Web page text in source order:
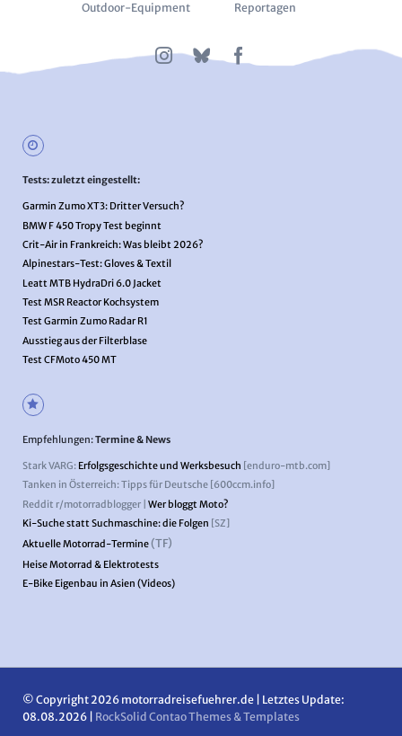
Outdoor-Equipment Reportagen
Tests: zuletzt eingestellt:
Garmin Zumo XT3: Dritter Versuch?
BMW F 450 Tropy Test beginnt
Crit-Air in Frankreich: Was bleibt 2026?
Alpinestars-Test: Gloves & Textil
Leatt MTB HydraDri 6.0 Jacket
Test MSR Reactor Kochsystem
Test Garmin Zumo Radar R1
Ausstieg aus der Filterblase
Test CFMoto 450 MT
Empfehlungen:Termine & News
Stark VARG: Erfolgsgeschichte und Werksbesuch [enduro-mtb.com]
Tanken in Österreich: Tipps für Deutsche [600ccm.info]
Reddit r/motorradblogger | Wer bloggt Moto?
Ki-Suche statt Suchmaschine: die Folgen [SZ]
Aktuelle Motorrad-Termine(TF)
Heise Motorrad & Elektrotests
E-Bike Eigenbau in Asien (Videos)
© Copyright 2026 motorradreisefuehrer.de | Letztes Update:
08.08.2026 | RockSolid Contao Themes & Templates